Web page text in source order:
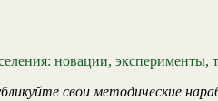
новации,
свои методические